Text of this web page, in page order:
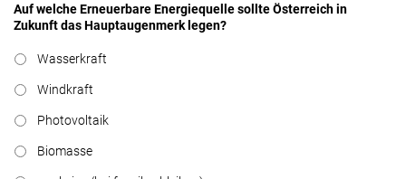
Auf welche Erneuerbare Energiequelle sollte Österreich in
Zukunft das Hauptaugenmerk legen?
Wasserkraft
Windkraft
Photovoltaik
Biomasse